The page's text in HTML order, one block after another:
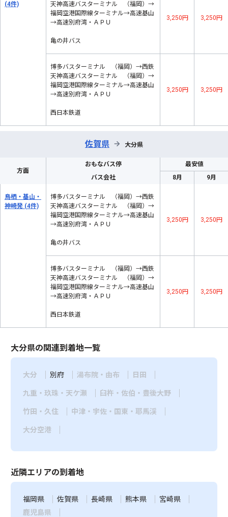
(4件)
天神高速バスターミナル （福岡）→
福岡空港国際線ターミナル→高速基山
→高速別府湾・ＡＰＵ
亀の井バス
3,250円 3,250円
博多バスターミナル （福岡）→西鉄
天神高速バスターミナル （福岡）→
福岡空港国際線ターミナル→高速基山
→高速別府湾・ＡＰＵ
西日本鉄道
3,250円 3,250円
佐賀県 → 大分県
方面
おもなバス停
最安値
バス会社
8月 9月
鳥栖・基山・
神崎発 (4件)
博多バスターミナル （福岡）→西鉄
天神高速バスターミナル （福岡）→
福岡空港国際線ターミナル→高速基山
→高速別府湾・ＡＰＵ
亀の井バス
3,250円 3,250円
博多バスターミナル （福岡）→西鉄
天神高速バスターミナル （福岡）→
福岡空港国際線ターミナル→高速基山
→高速別府湾・ＡＰＵ
西日本鉄道
3,250円 3,250円
大分県の関連到着地一覧
大分 別府 湯布院・由布 日田
九重・玖珠・天ケ瀬 臼杵・佐伯・豊後大野
竹田・久住 中津・宇佐・国東・耶馬渓
大分空港
近隣エリアの到着地
福岡県 佐賀県 長崎県 熊本県
宮崎県
鹿児島県